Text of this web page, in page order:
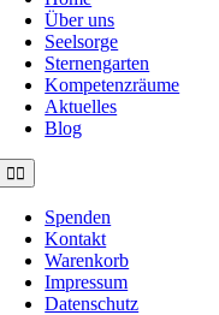
Über uns
Seelsorge
Sternengarten
Kompetenzräume
Aktuelles
Blog
Toggle
Navigation
Spenden
Kontakt
Warenkorb
Impressum
Datenschutz